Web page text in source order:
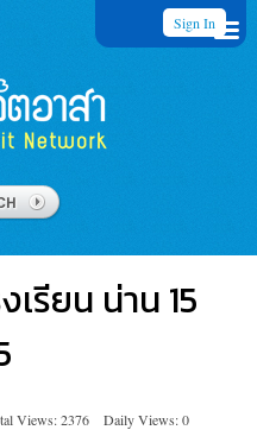
Sign In
รียน น่าน 15
Views: 2376
Daily Views: 0